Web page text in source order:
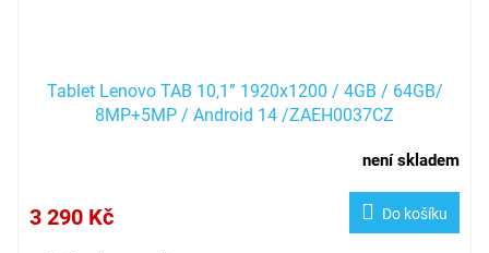
Tablet Lenovo TAB 10,1” 1920x1200 / 4GB / 64GB/
8MP+5MP / Android 14 /ZAEH0037CZ
není skladem
3 290 Kč Do košíku